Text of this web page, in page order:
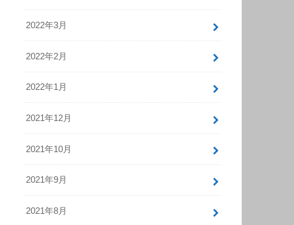
2022年3月
2022年2月
2022年1月
2021年12月
2021年10月
2021年9月
2021年8月